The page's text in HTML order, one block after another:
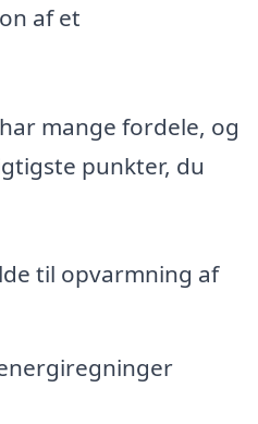
af et
mange fordele, og
punkter, du
til opvarmning af